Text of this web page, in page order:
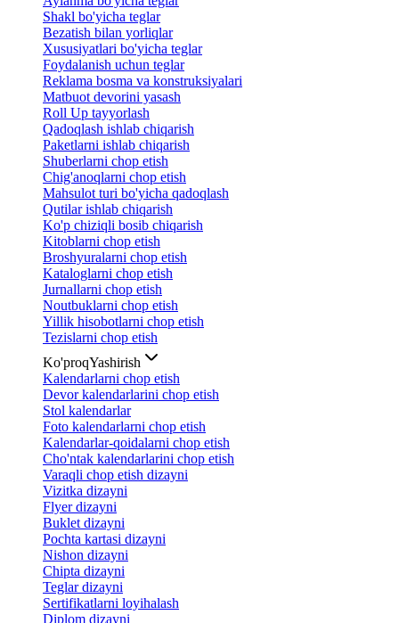
Shakl bo'yicha teglar
Bezatish bilan yorliqlar
Xususiyatlari bo'yicha teglar
Foydalanish uchun teglar
Reklama bosma va konstruksiyalari
Matbuot devorini yasash
Roll Up tayyorlash
Qadoqlash ishlab chiqarish
Paketlarni ishlab chiqarish
Shuberlarni chop etish
Chig'anoqlarni chop etish
Mahsulot turi bo'yicha qadoqlash
Qutilar ishlab chiqarish
Ko'p chiziqli bosib chiqarish
Kitoblarni chop etish
Broshyuralarni chop etish
Kataloglarni chop etish
Jurnallarni chop etish
Noutbuklarni chop etish
Yillik hisobotlarni chop etish
Tezislarni chop etish
Ko'proqYashirish
Kalendarlarni chop etish
Devor kalendarlarini chop etish
Stol kalendarlar
Foto kalendarlarni chop etish
Kalendarlar-qoidalarni chop etish
Cho'ntak kalendarlarini chop etish
Varaqli chop etish dizayni
Vizitka dizayni
Flyer dizayni
Buklet dizayni
Pochta kartasi dizayni
Nishon dizayni
Chipta dizayni
Teglar dizayni
Sertifikatlarni loyihalash
Diplom dizayni